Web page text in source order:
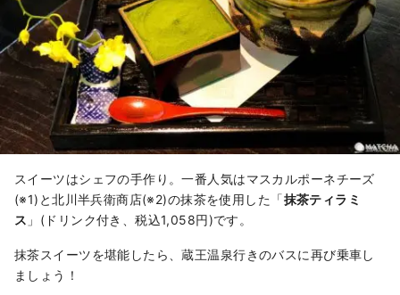
スイーツはシェフの手作り。一番人気はマスカルポーネチーズ
(※1)と北川半兵衛商店(※2)の抹茶を使用した「抹茶ティラミ
ス 」(ドリンク付き、税込1,058円)です。
抹茶スイーツを堪能したら、蔵王温泉行きのバスに再び乗車し
ましょう！